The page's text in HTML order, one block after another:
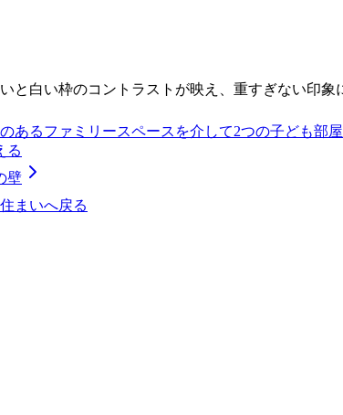
と白い枠のコントラストが映え、重すぎない印
るファミリースペースを介して2つの子ども部
る
壁
まいへ戻る